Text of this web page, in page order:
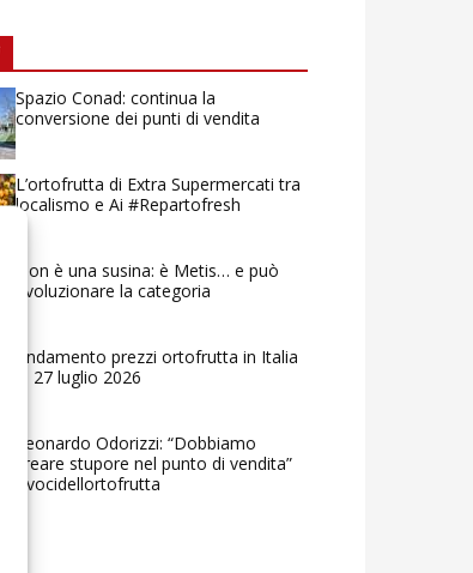
Spazio Conad: continua la
conversione dei punti di vendita
L’ortofrutta di Extra Supermercati tra
localismo e Ai #Repartofresh
Non è una susina: è Metis… e può
rivoluzionare la categoria
Andamento prezzi ortofrutta in Italia
al 27 luglio 2026
Leonardo Odorizzi: “Dobbiamo
creare stupore nel punto di vendita”
#vocidellortofrutta